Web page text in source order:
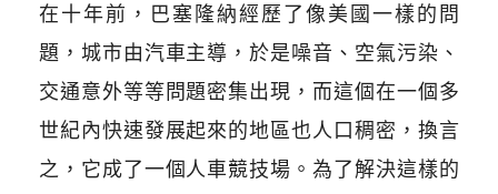
在十年前，巴塞隆納經歷了像美國一樣的問
題，城市由汽車主導，於是噪音、空氣污染、
交通意外等等問題密集出現，而這個在一個多
世紀內快速發展起來的地區也人口稠密，換言
之，它成了一個人車競技場。為了解決這樣的